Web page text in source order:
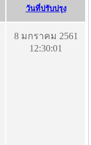
วันที่ปรับปรุง
8 มกราคม 2561
12:30:01